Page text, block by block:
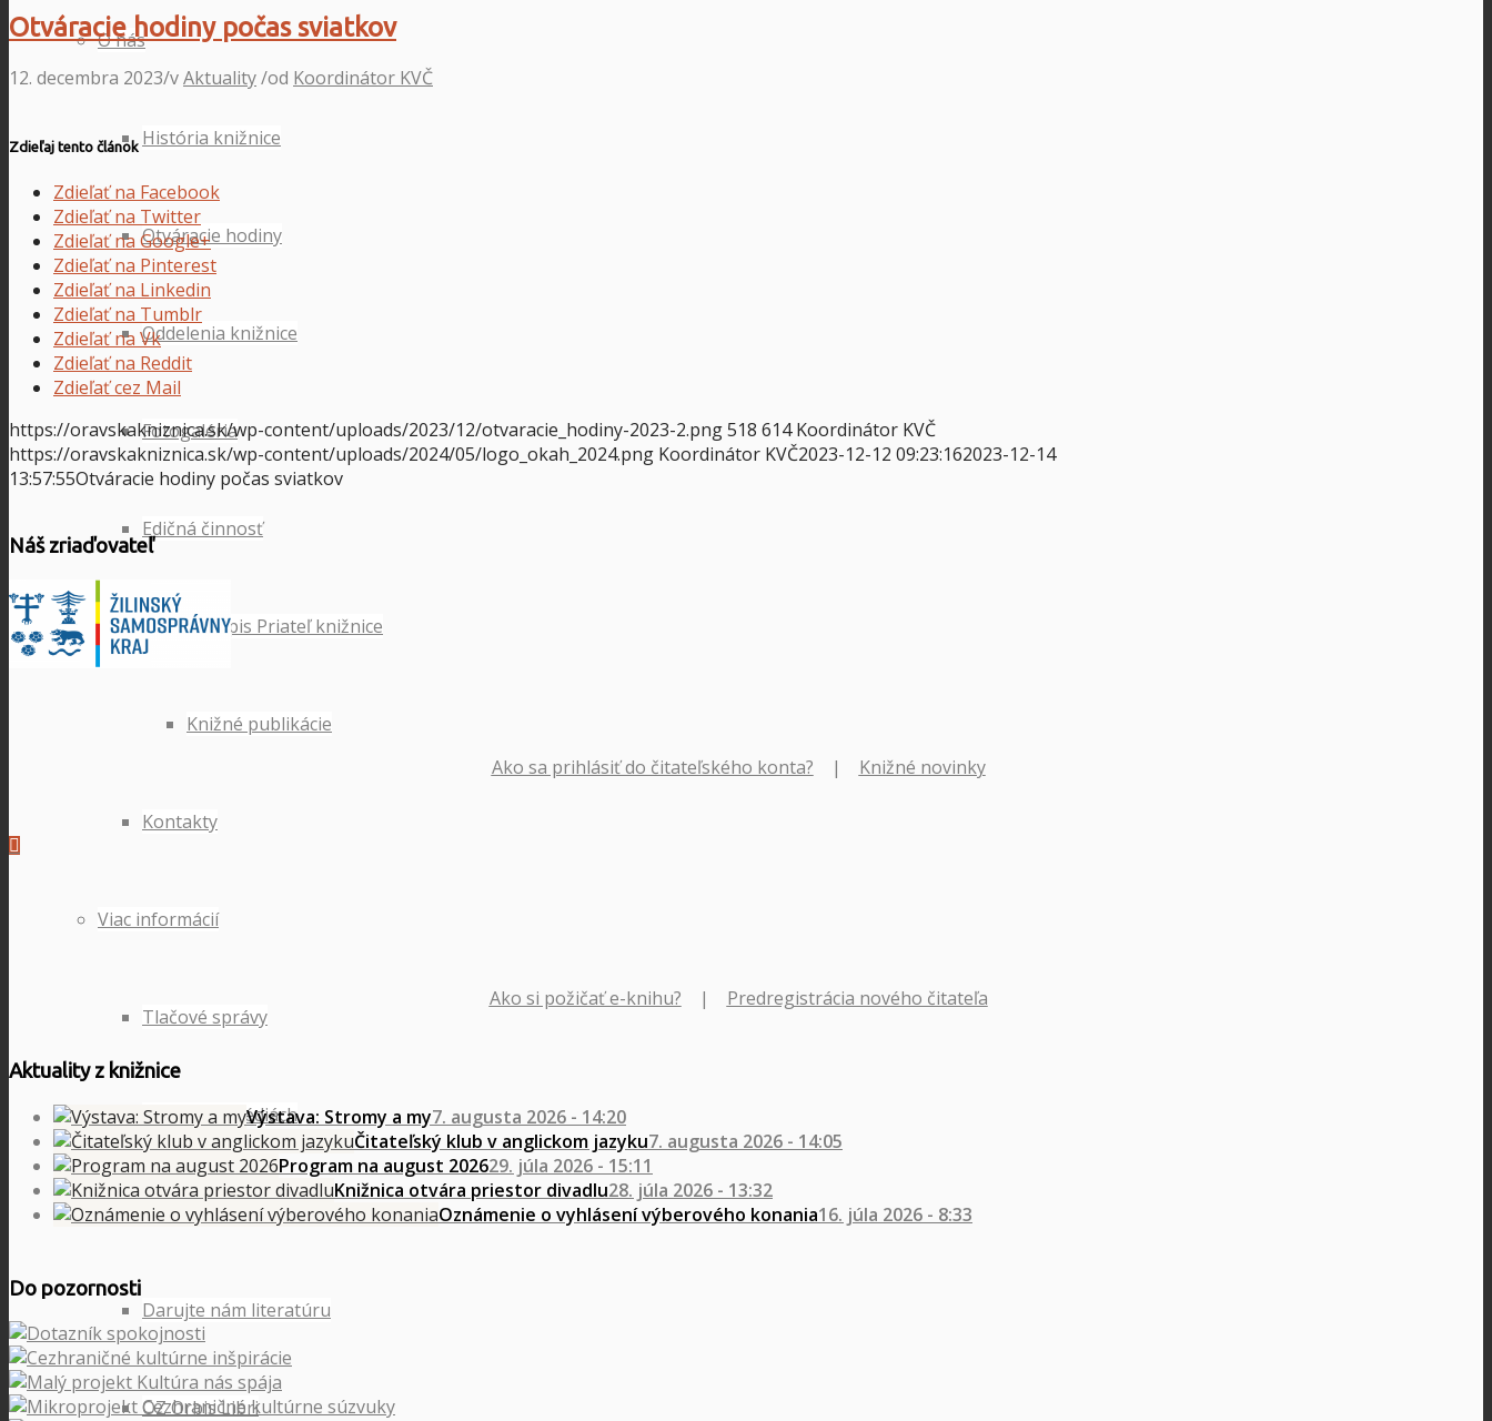
O nás
História knižnice
Otváracie hodiny
Oddelenia knižnice
Fotogaléria
Edičná činnosť
Časopis Priateľ knižnice
Knižné publikácie
Kontakty
Viac informácií
Tlačové správy
Knižnica v médiách
Prístup k informáciám
Darujte nám literatúru
OZ Orbis Libri
Otváracie hodiny počas sviatkov
12. decembra 2023/vAktuality/od Koordinátor KVČ
Zdieľaj tento článok
Zdieľať na Facebook
Zdieľať na Twitter
Zdieľať na Google+
Zdieľať na Pinterest
Zdieľať na Linkedin
Zdieľať na Tumblr
Zdieľať na Vk
Zdieľať na Reddit
Zdieľať cez Mail
https://oravskakniznica.sk/wp-content/uploads/2023/12/otvaracie_hodiny-2023-2.png518 614 Koordinátor KVČ
https://oravskakniznica.sk/wp-content/uploads/2024/05/logo_okah_2024.png Koordinátor KVČ2023-12-12 09:23:162023-12-14
13:57:55Otváracie hodiny počas sviatkov
Náš zriaďovateľ
Ako sa prihlásiť do čitateľského konta? | Knižné novinky
Ako si požičať e-knihu? | Predregistrácia nového čitateľa
Aktuality z knižnice
Výstava: Stromy a my7. augusta 2026 - 14:20
Čitateľský klub v anglickom jazyku7. augusta 2026 - 14:05
Program na august 202629. júla 2026 - 15:11
Knižnica otvára priestor divadlu28. júla 2026 - 13:32
Oznámenie o vyhlásení výberového konania16. júla 2026 - 8:33
Do pozornosti